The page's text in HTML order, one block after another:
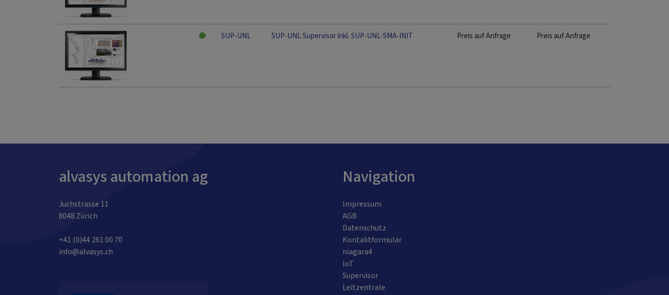
SUP-UNL SUP-UNL Supervisor inkl. SUP-UNL-SMA-INIT Preis auf Anfrage Preis auf Anfrage
alvasys automation ag
Juchstrasse 11
8048 Zürich
+41 (0)44 261 00 70
info@alvasys.ch
Navigation
Impressum
AGB
Datenschutz
Kontaktformular
niagara4
IoT
Supervisor
Leitzentrale